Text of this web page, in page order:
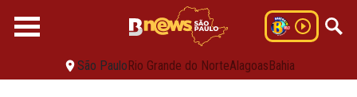
São PauloRio Grande do NorteAlagoasBahia